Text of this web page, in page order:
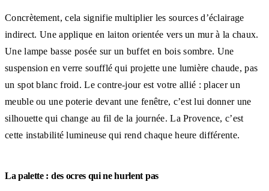
Concrètement, cela signifie multiplier les sources d’éclairage
indirect. Une applique en laiton orientée vers un mur à la chaux.
Une lampe basse posée sur un buffet en bois sombre. Une
suspension en verre soufflé qui projette une lumière chaude, pas
un spot blanc froid. Le contre-jour est votre allié : placer un
meuble ou une poterie devant une fenêtre, c’est lui donner une
silhouette qui change au fil de la journée. La Provence, c’est
cette instabilité lumineuse qui rend chaque heure différente.
La palette : des ocres qui ne hurlent pas